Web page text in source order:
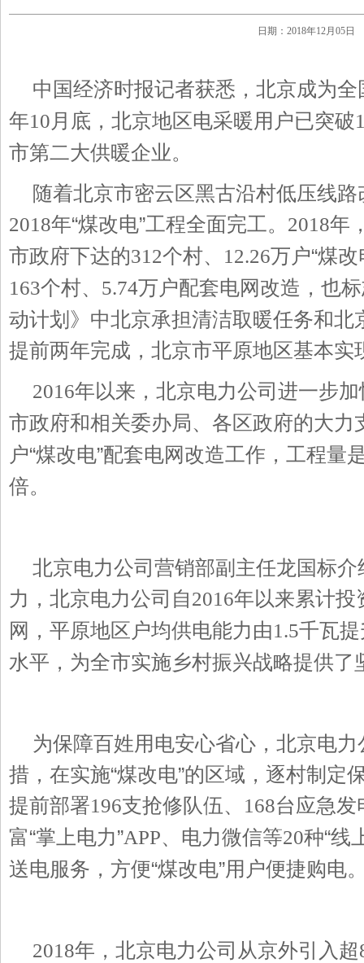
日期：2018年12月
中国经济时报记者获悉，北京成为
年10 月底，北京地区电采暖用户已突破
市第二大供暖企业。
随着北京市密云区黑古沿村低压线
2018年“煤改电”工程全面完工。 2018年
市政府下达的312个村、 12.26万户“煤
163个村、 5.74万户配套电网改造，也
动计划》中北京承担清洁取暖任务和北
提前两年完成，北京市平原地区基本实
2016年以来，北京电力公司进一步
市政府和相关委办局、各区政府的大
户“煤改电”配套电网改造工作，工程量
倍。
北京电力公司营销部副主任龙国标
力，北京电力公司自2016年以来累计投
网，平原地区户均供电能力由1.5千瓦
水平，为全市实施乡村振兴战略提供了
为保障百姓用电安心省心，北京电
措，在实施“煤改电”的区域，逐村制定
提前部署196支抢修队伍、 168台应急发
富“掌上电力”APP、电力微信等20种“线
送电服务，方便“煤改电”用户便捷购电
2018年，北京电力公司从京外引入超